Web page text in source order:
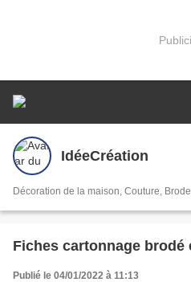
IdéeCréation
Décoration de la maison, Couture,
Fiches cartonnage brodé
Publié le 04/01/2022 à 11:13